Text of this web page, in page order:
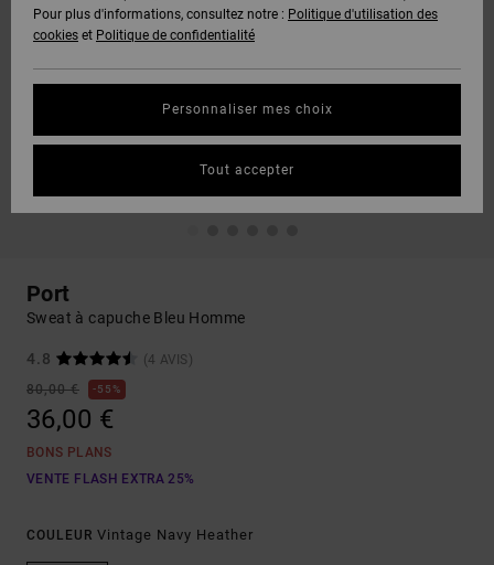
Port
Sweat à capuche Bleu Homme
4.8
(4 AVIS)
80,00 €
55%
36,00 €
BONS PLANS
VENTE FLASH EXTRA 25%
COULEUR Vintage Navy Heather
Pour plus d'informations, consultez notre : Politique d'utilisation des
cookies et Politique de confidentialité
Personnaliser mes choix
Tout accepter